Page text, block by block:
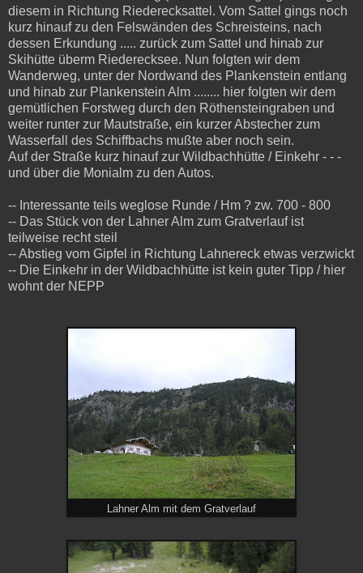
diesem in Richtung Riederecksattel. Vom Sattel gings noch
kurz hinauf zu den Felswänden des Schreisteins, nach
dessen Erkundung ..... zurück zum Sattel und hinab zur
Skihütte überm Riederecksee. Nun folgten wir dem
Wanderweg, unter der Nordwand des Plankenstein entlang
und hinab zur Plankenstein Alm ........ hier folgten wir dem
gemütlichen Forstweg durch den Röthensteingraben und
weiter runter zur Mautstraße, ein kurzer Abstecher zum
Wasserfall des Schiffbachs mußte aber noch sein.
Auf der Straße kurz hinauf zur Wildbachhütte / Einkehr - - -
und über die Monialm zu den Autos.
-- Interessante teils weglose Runde / Hm ? zw. 700 - 800
-- Das Stück von der Lahner Alm zum Gratverlauf ist
teilweise recht steil
-- Abstieg vom Gipfel in Richtung Lahnereck etwas verzwickt
-- Die Einkehr in der Wildbachhütte ist kein guter Tipp / hier
wohnt der NEPP
Lahner Alm mit dem Gratverlauf